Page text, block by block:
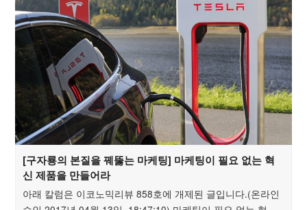
[구자룡의 본질을 꿰뚫는 마케팅] 마케팅이 필요 없는 혁
신 제품을 만들어라
아래 칼럼은 이코노믹리뷰 858호에 개제된 글입니다.(온라인